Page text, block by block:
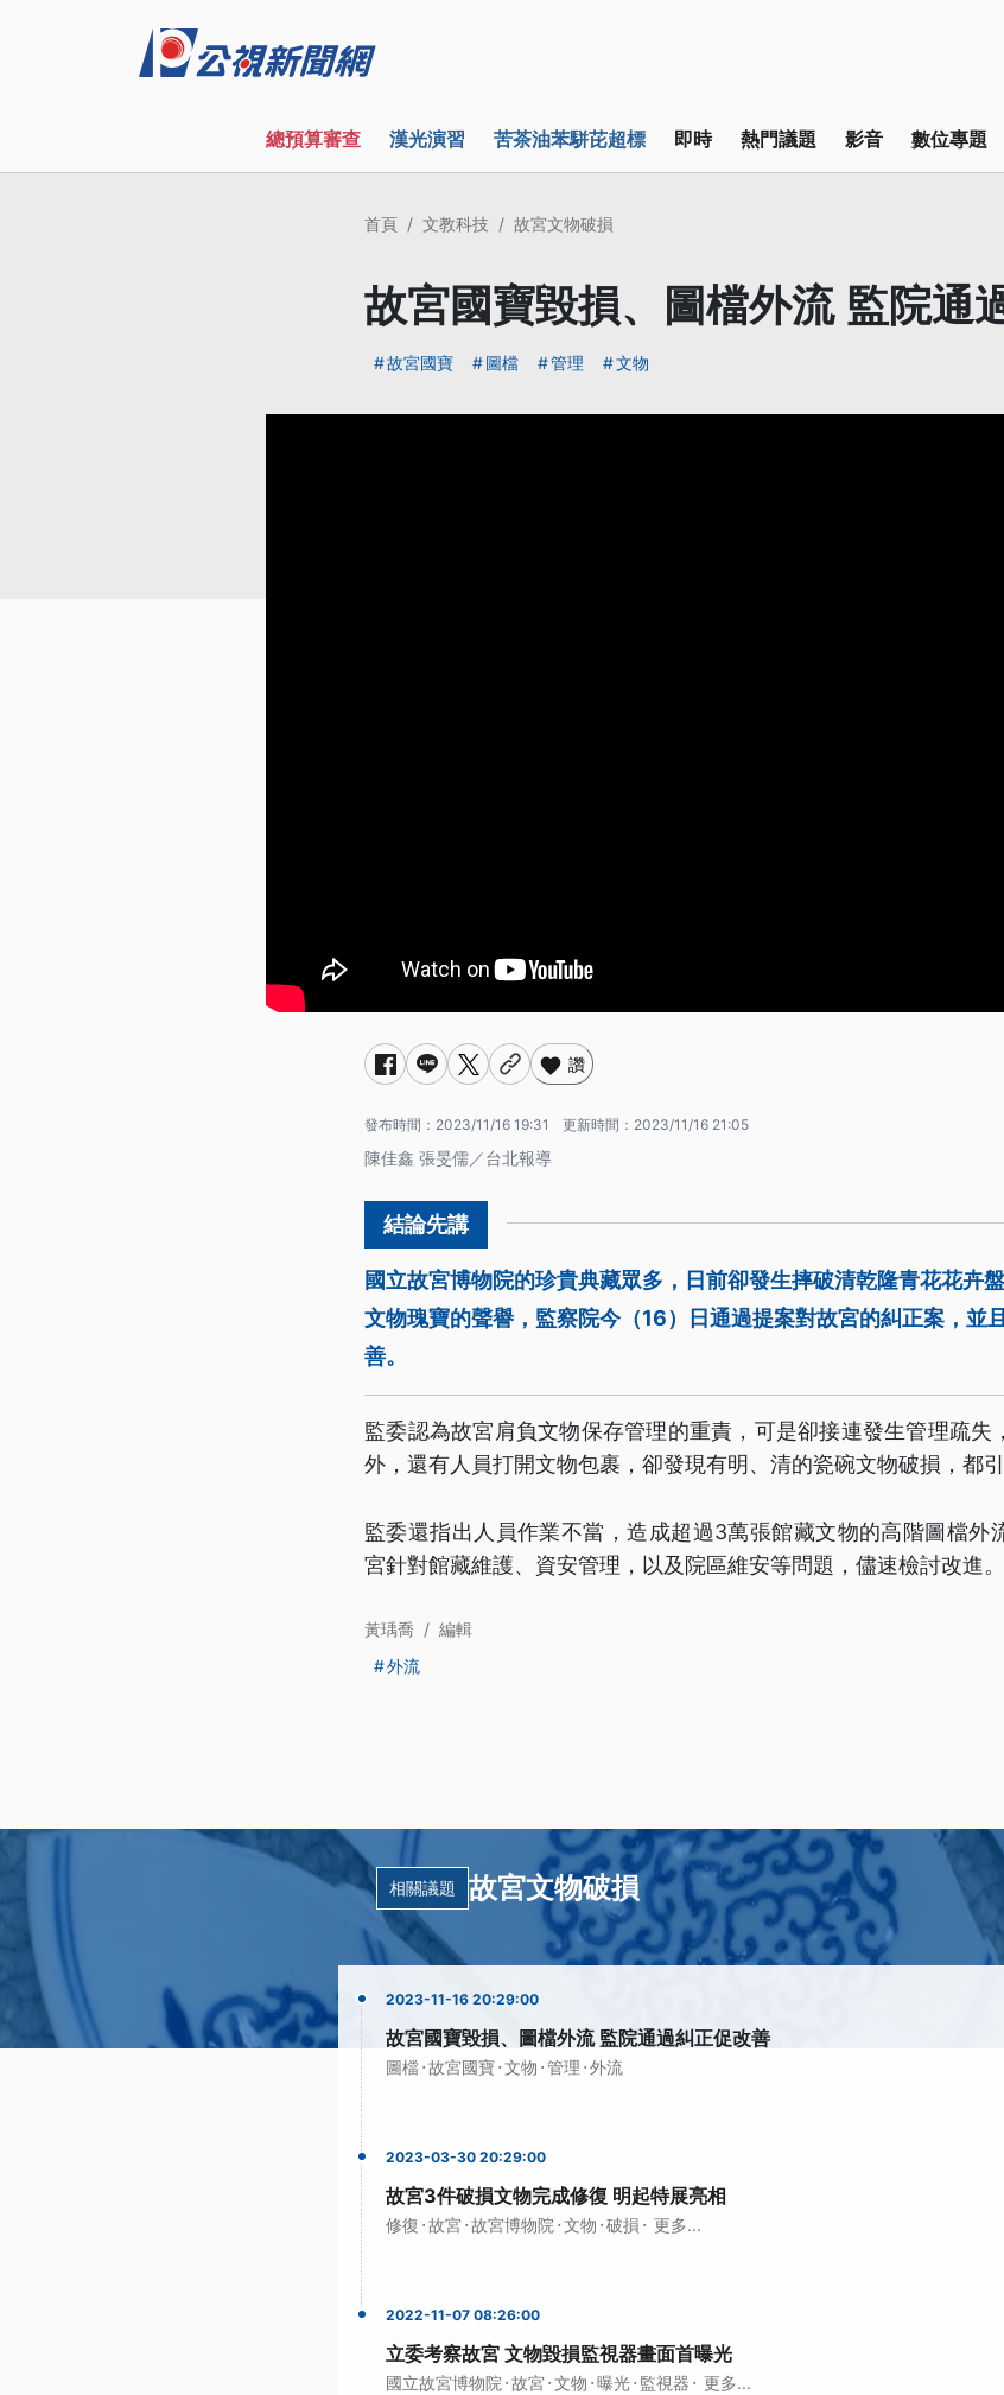
總預算審查 漢光演習 苦茶油苯駢芘超標 即時 熱門議題 影音 數位專題
首頁 文教科技 故宮文物破損
故宮國寶毀損、圖檔外流 監院通
故宮國寶 圖檔 管理 文物
讚
發布時間： 2023/11/16 19:31 更新時間： 2023/11/16 21:05
陳佳鑫 張旻儒／台北報導
國立故宮博物院的珍貴典藏眾多，日前卻發生摔破清乾隆青花花卉
文物瑰寶的聲譽，監察院今（16）日通過提案對故宮的糾正案，並
善。
監委認為故宮肩負文物保存管理的重責，可是卻接連發生管理疏失
外，還有人員打開文物包裹，卻發現有明、清的瓷碗文物破損，都引
監委還指出人員作業不當，造成超過3萬張館藏文物的高階圖檔外
宮針對館藏維護、資安管理，以及院區維安等問題，儘速檢討改進。
黃瑀喬 / 編輯
外流
相關議題 故宮文物破損
2023-11-16 20:29:00
故宮國寶毀損、圖檔外流 監院通過糾正促改善
圖檔·故宮國寶·文物 ·管理 ·外流
2023-03-30 20:29:00
故宮3件破損文物完成修復 明起特展亮相
修復 ·故宮 ·故宮博物院 ·文物 ·破損 · 更多...
2022-11-07 08:26:00
立委考察故宮 文物毀損監視器畫面首曝光
國立故宮博物院 ·故宮 ·文物 ·曝光· 監視器 · 更多...